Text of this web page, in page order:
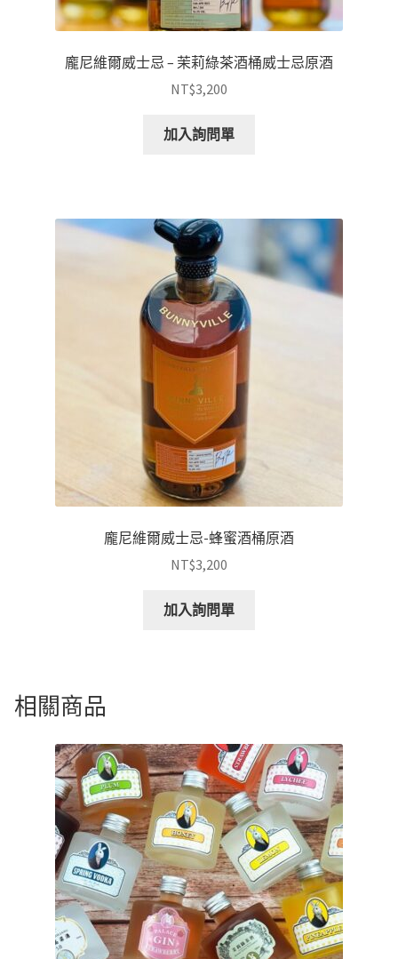
龐尼維爾威士忌 – 茉莉綠茶酒桶威士忌原酒
NT$3,200
加入詢問單
龐尼維爾威士忌-蜂蜜酒桶原酒
NT$3,200
加入詢問單
相關商品